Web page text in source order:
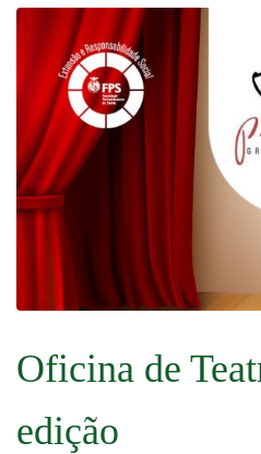
Oficina de
edição